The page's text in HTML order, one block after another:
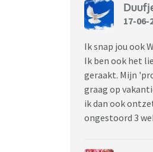
17-06-
Ik snap jou ook
Ik ben ook het
geraakt. Mijn
graag op
ik dan ook
ongestoord 3